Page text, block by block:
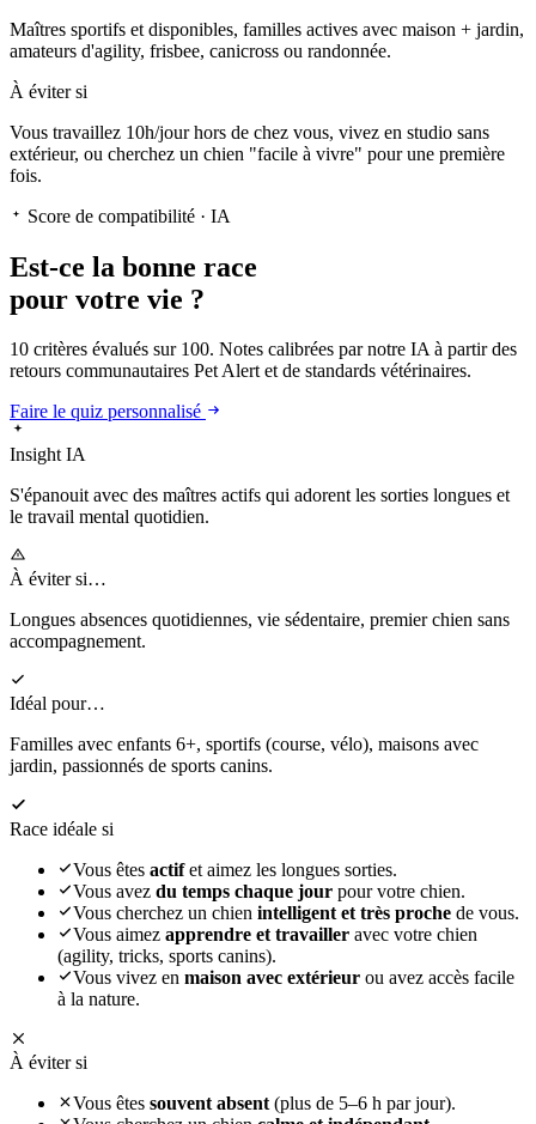
Maîtres sportifs et disponibles, familles actives avec maison + jardin,
amateurs d'agility, frisbee, canicross ou randonnée.
À éviter si
Vous travaillez 10h/jour hors de chez vous, vivez en studio sans
extérieur, ou cherchez un chien "facile à vivre" pour une première
fois.
Score de compatibilité · IA
Est-ce la bonne race
pour votre vie ?
10 critères évalués sur 100. Notes calibrées par notre IA à partir des
retours communautaires Pet Alert et de standards vétérinaires.
Faire le quiz personnalisé
Insight IA
S'épanouitavec des maîtres actifs qui adorent les sorties longues et
le travail mental quotidien.
À éviter si…
Longues absences quotidiennes, vie sédentaire, premier chien sans
accompagnement.
Idéal pour…
Familles avec enfants 6+, sportifs (course, vélo), maisons avec
jardin, passionnés de sports canins.
Race idéale si
Vous êtes actifet aimez les longues sorties.
Vous avez du temps chaque jour pour votre chien.
Vous cherchez un chien intelligent et très proche de vous.
Vous aimez apprendre et travailler avec votre chien
(agility, tricks, sports canins).
Vous vivez en maison avec extérieur ou avez accès facile
à la nature.
À éviter si
Vous êtes souvent absent(plus de 5–6 h par jour).